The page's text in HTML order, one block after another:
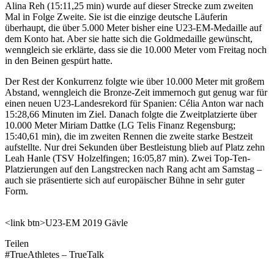
Alina Reh (15:11,25 min) wurde auf dieser Strecke zum zweiten
Mal in Folge Zweite. Sie ist die einzige deutsche Läuferin
überhaupt, die über 5.000 Meter bisher eine U23-EM-Medaille auf
dem Konto hat. Aber sie hatte sich die Goldmedaille gewünscht,
wenngleich sie erklärte, dass sie die 10.000 Meter vom Freitag noch
in den Beinen gespürt hatte.
Der Rest der Konkurrenz folgte wie über 10.000 Meter mit großem
Abstand, wenngleich die Bronze-Zeit immernoch gut genug war für
einen neuen U23-Landesrekord für Spanien: Célia Anton war nach
15:28,66 Minuten im Ziel. Danach folgte die Zweitplatzierte über
10.000 Meter Miriam Dattke (LG Telis Finanz Regensburg;
15:40,61 min), die im zweiten Rennen die zweite starke Bestzeit
aufstellte. Nur drei Sekunden über Bestleistung blieb auf Platz zehn
Leah Hanle (TSV Holzelfingen; 16:05,87 min). Zwei Top-Ten-
Platzierungen auf den Langstrecken nach Rang acht am Samstag –
auch sie präsentierte sich auf europäischer Bühne in sehr guter
Form.
<link btn>U23-EM 2019 Gävle
Teilen
#TrueAthletes – TrueTalk